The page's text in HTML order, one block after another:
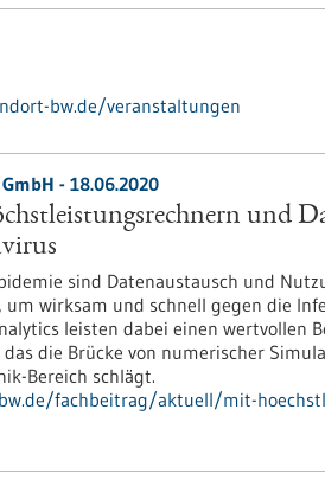
bw.de/veranstaltungen
GmbH - 18.06.2020
und
sind Datenaustausch und
um wirksam und schnell gegen die
leisten dabei einen wertvollen
die Brücke von numerischer
Bereich schlägt.
fachbeitrag/aktuell/mit-